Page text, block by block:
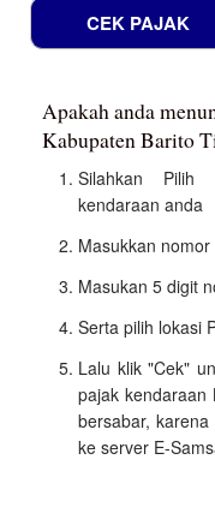
Apakah anda
Kabupaten Barito
Silahkan Pilih
kendaraan anda
Masukkan
Masukan 5 digit
Serta pilih lokasi
Lalu klik "Cek"
pajak kendaraan
bersabar,
ke server E-